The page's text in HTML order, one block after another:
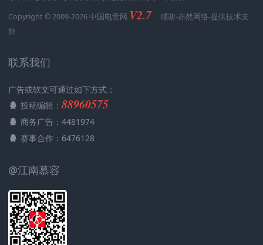
Copyright © 2009-2026 中国电竞网 V2.7 感谢-亦然网络-提供技术支
持
联系我们
广告或软文可通过如下方式：
投稿编辑： 88960575
商务广告：4481974
赛事合作：6476128
@江南慕容